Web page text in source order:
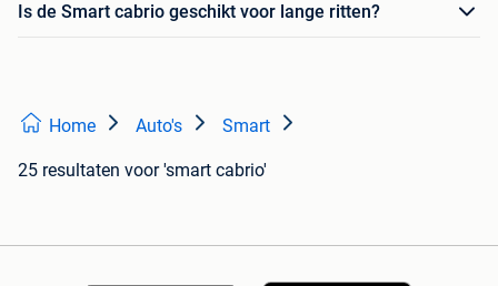
Is de Smart cabrio geschikt voor lange ritten?
Home Auto's Smart
25 resultaten voor 'smart cabrio'